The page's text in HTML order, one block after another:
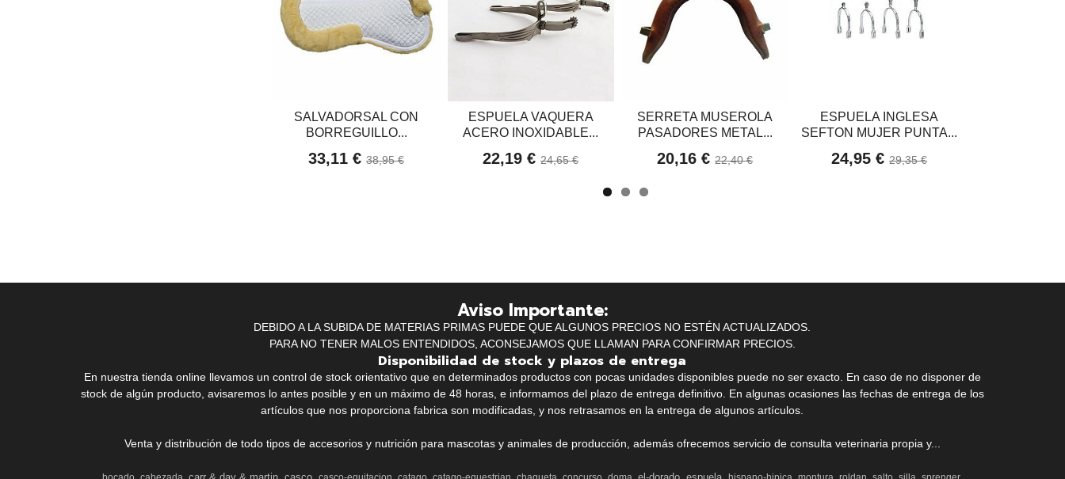
SALVADORSAL CON
BORREGUILLO...
33,11 €38,95 €
ESPUELA VAQUERA
ACERO INOXIDABLE...
22,19 €24,65 €
SERRETA MUSEROLA
PASADORES METAL...
20,16 €22,40 €
ESPUELA INGLESA
SEFTON MUJER PUNTA...
24,95 €29,35 €
Aviso Importante:
DEBIDO A LA SUBIDA DE MATERIAS PRIMAS PUEDE QUE ALGUNOS PRECIOS NO ESTÉN ACTUALIZADOS.
PARA NO TENER MALOS ENTENDIDOS, ACONSEJAMOS QUE LLAMAN PARA CONFIRMAR PRECIOS.
Disponibilidad de stock y plazos de entrega
En nuestra tienda online llevamos un control de stock orientativo que en determinados productos con pocas unidades disponibles puede no ser exacto. En caso de no disponer de
stock de algún producto, avisaremos lo antes posible y en un máximo de 48 horas, e informamos del plazo de entrega definitivo. En algunas ocasiones las fechas de entrega de los
artículos que nos proporciona fabrica son modificadas, y nos retrasamos en la entrega de algunos artículos.
Venta y distribución de todo tipos de accesorios y nutrición para mascotas y animales de producción, además ofrecemos servicio de consulta veterinaria propia y...